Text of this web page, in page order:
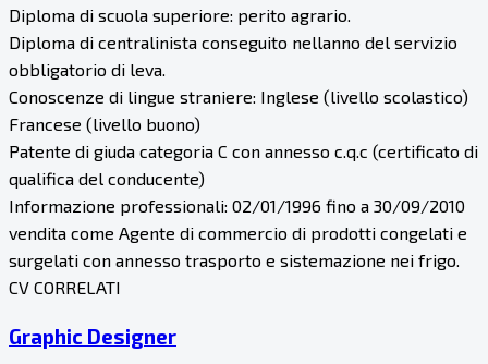
Diploma di scuola superiore: perito agrario.
Diploma di centralinista conseguito nellanno del servizio
obbligatorio di leva.
Conoscenze di lingue straniere: Inglese (livello scolastico)
Francese (livello buono)
Patente di giuda categoria C con annesso c.q.c (certificato di
qualifica del conducente)
Informazione professionali: 02/01/1996 fino a 30/09/2010
vendita come Agente di commercio di prodotti congelati e
surgelati con annesso trasporto e sistemazione nei frigo.
CV CORRELATI
Graphic Designer